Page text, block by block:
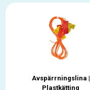
Avspärrningslina |
Plastkätting